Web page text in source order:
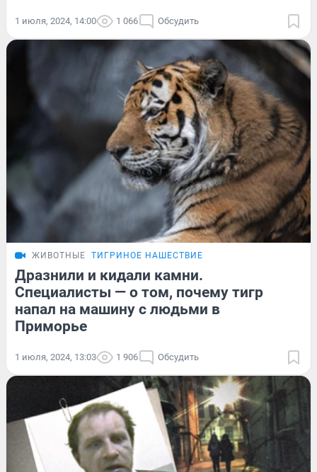
1 июля, 2024, 14:00 1 066 Обсудить
ЖИВОТНЫЕ ТИГРИНОЕ НАШЕСТВИЕ
Дразнили и кидали камни.
Специалисты — о том, почему тигр
напал на машину с людьми в
Приморье
1 июля, 2024, 13:03 1 906 Обсудить